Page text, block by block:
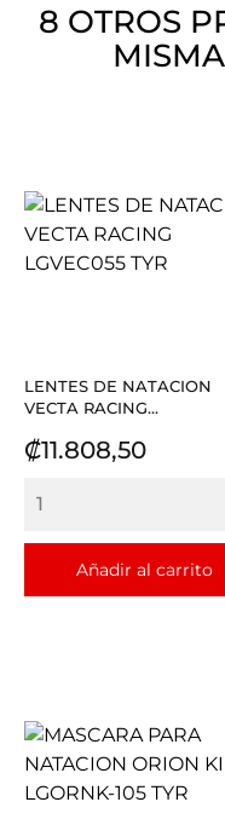
8 OTROS
LENTES DE NATACION
VECTA RACING...
Precio
₡11.808,50
Añadir al carrito